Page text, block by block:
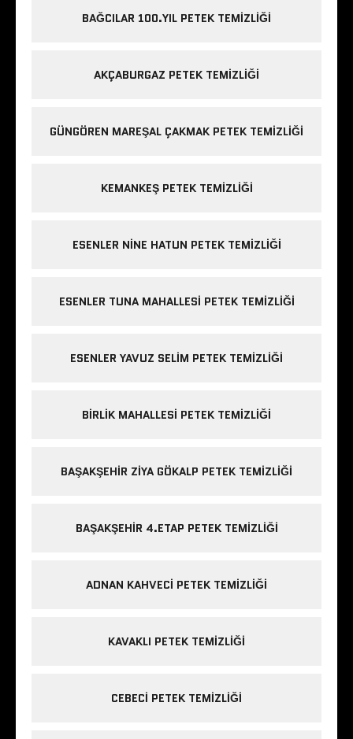
BAĞCILAR 100.YIL PETEK TEMIZLIĞI
AKÇABURGAZ PETEK TEMIZLIĞI
GÜNGÖREN MAREŞAL ÇAKMAK PETEK TEMIZLIĞI
KEMANKEŞ PETEK TEMIZLIĞI
ESENLER NINE HATUN PETEK TEMIZLIĞI
ESENLER TUNA MAHALLESI PETEK TEMIZLIĞI
ESENLER YAVUZ SELIM PETEK TEMIZLIĞI
BIRLIK MAHALLESI PETEK TEMIZLIĞI
BAŞAKŞEHIR ZIYA GÖKALP PETEK TEMIZLIĞI
BAŞAKŞEHIR 4.ETAP PETEK TEMIZLIĞI
ADNAN KAHVECI PETEK TEMIZLIĞI
KAVAKLI PETEK TEMIZLIĞI
CEBECI PETEK TEMIZLIĞI